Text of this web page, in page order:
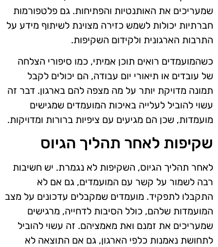
שמעריכים את האותנטיות והפתיחות. גם פלטפורמות
חברתיות יכולות לשמש כזירה מצוינת לשיתוף מידע על
התרבות הארגונית ולקידום השקיפות.
כשהמועמדים רואים תוכן אמיתי, כמו סיפורי הצלחה
של עובדים או תיאורי יום עבודה, הם יכולים לקבל
תמונה מדויקת יותר על מה מצפה להם בארגון. דבר זה
עשוי להוביל לעלייה באיכות המועמדים שמגישים
מועמדות, שכן הם מגיעים עם ציפיות ברורות ומדויקות.
שקיפות לאחר תהליך הגיוס
לאחר תהליך הגיוס, השקיפות לא נגמרת. יש חשיבות
רבה לשמור על קשר עם המועמדים, גם אם לא
התקבלו לתפקיד. מועמדים שמקבלים עדכונים על מצב
המועמדות שלהם, כולל הסיבות לדחייה, מרגישים
שמעריכים את זמנם ואת מאמציהם. זה עשוי להוביל
לתחושת נאמנות כלפי הארגון, גם אם התוצאה לא